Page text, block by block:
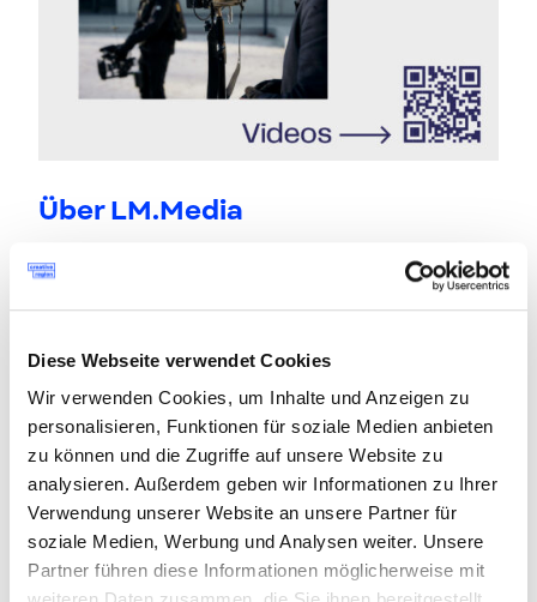
Diese Webseite verwendet Cookies
Wir verwenden Cookies, um Inhalte und Anzeigen zu
personalisieren, Funktionen für soziale Medien anbieten
zu können und die Zugriffe auf unsere Website zu
analysieren. Außerdem geben wir Informationen zu Ihrer
Verwendung unserer Website an unsere Partner für
soziale Medien, Werbung und Analysen weiter. Unsere
Partner führen diese Informationen möglicherweise mit
Über LM.Media
LM. Media produziert Bewegtbilder und